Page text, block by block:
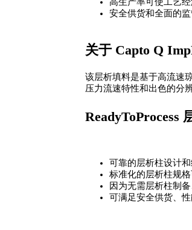
安全供货和全面的监
关于 Capto Q
该层析填料是基于高流速
压力流速特性和出色的分
ReadyToProcess
可靠的层析柱设计
标准化的层析柱规
因为无需层析柱制
可满足安全供货、